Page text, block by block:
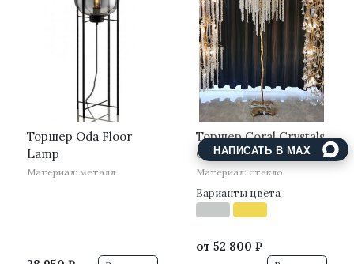
Торшер Oda Floor
Lamp
Материал: металл
··
Торшер Coral Crystals
Copper II
Материал: стекло
Варианты цвета
от 52 800 ₽
НАПИСАТЬ В MAX